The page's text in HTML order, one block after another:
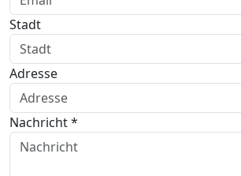
Stadt
Adresse
Nachricht *